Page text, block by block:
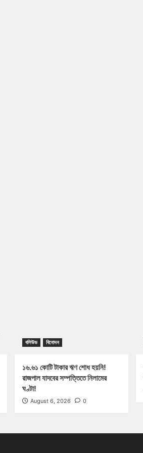
বলিউড বিনোদন
১৬.৬১ কোটি টাকার ঋণ শোধ হয়নি!
রাজপাল যাদবের সম্পত্তিতে নিলামের
ঘণ্টা!
August 6, 2026 0